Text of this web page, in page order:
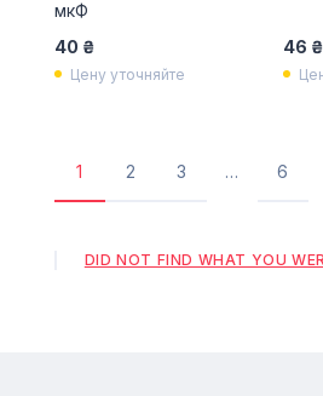
мкФ
40 ₴
Цену уточняйте
46 ₴
Поточна
1
Сторінка
2
Сторінка
3 … 6
DID NOT FIND WHAT YOU